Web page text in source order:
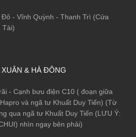
Công nghệ FPC có khả năng nhận
ra khi nhập đúng mật khẩu
- Vĩnh Quỳnh - Thanh Trì (Cửa
Tài)
& HÀ ĐÔNG
- Cạnh bưu điện C10 ( đoạn giữa
và ngã tư Khuất Duy Tiến) (Từ
qua ngã tư Khuất Duy Tiến (LƯU Ý:
nhìn ngay bên phải)